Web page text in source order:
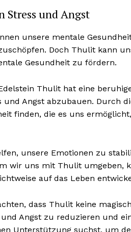
Stress und Angst
unsere mentale
Doch Thulit kann
Gesundheit zu fördern.
Thulit hat eine
Angst abzubauen. Durch
finden, die es uns
unsere Emotionen zu
wir uns mit Thulit umgeben,
auf das Leben
dass Thulit keine
Angst zu reduzieren und
Unterstützung suchst, um